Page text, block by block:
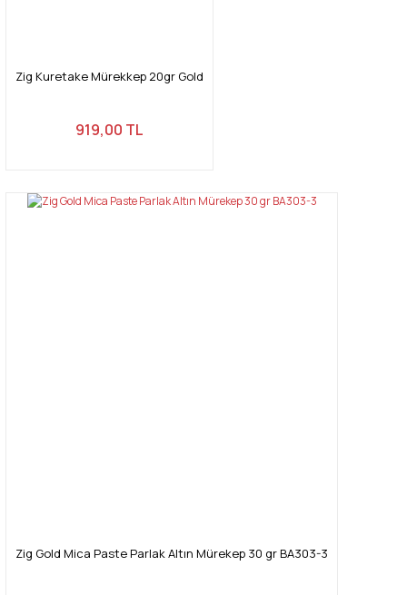
Zig Kuretake Mürekkep 20gr Gold
919,00 TL
Zig Gold Mica Paste Parlak Altın Mürekep 30 gr BA303-3